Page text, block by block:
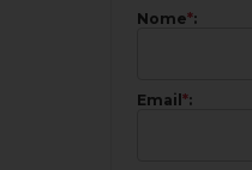
Nome*:
Email *: